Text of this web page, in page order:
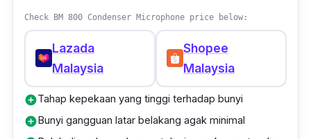
Check BM 800 Condenser Microphone price below:
Lazada
Malaysia
Shopee
Malaysia
add_circleTahap kepekaan yang tinggi terhadap bunyi
add_circleBunyi gangguan latar belakang agak minimal